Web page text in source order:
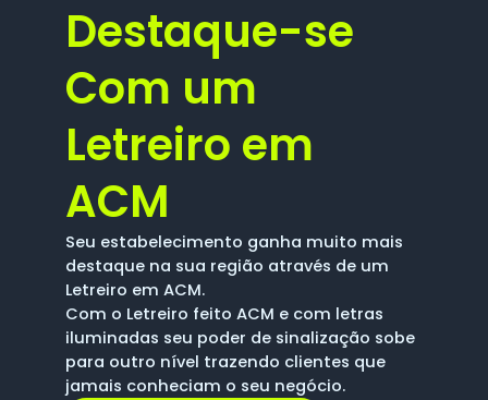
Destaque-se
Com um
Letreiro em
ACM
Seu estabelecimento ganha muito mais
destaque na sua região através de um
Letreiro em ACM.
Com o Letreiro feito ACM e com letras
iluminadas seu poder de sinalização sobe
para outro nível trazendo clientes que
jamais conheciam o seu negócio.